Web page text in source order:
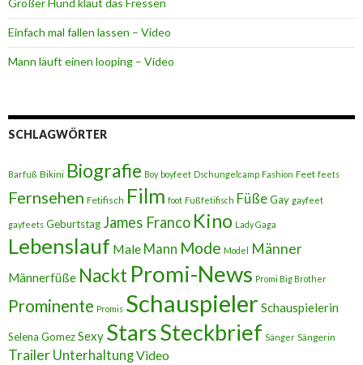
Großer Hund klaut das Fressen
Einfach mal fallen lassen – Video
Mann läuft einen looping – Video
SCHLAGWÖRTER
Barfuß Bikini Biografie Boy boyfeet Dschungelcamp Fashion Feet feets
Fernsehen Fetifisch Film foot Fußfetifisch FüßeGay gayfeet
gayfeets Geburtstag James Franco Kino Lady Gaga
Lebenslauf Male Mann Mode Model Männer
Männerfüße Nackt Promi-News Promi Big Brother
Prominente Promis Schauspieler Schauspielerin
Selena GomezSexy StarsSteckbrief Sänger Sängerin
Trailer UnterhaltungVideo